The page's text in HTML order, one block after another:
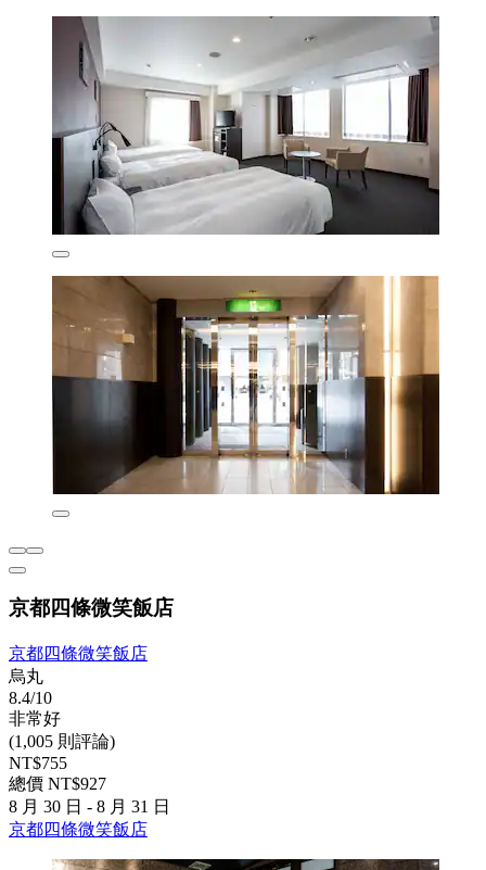
京都四條微笑飯店
京都四條微笑飯店
烏丸
8.4/10
非常好
(1,005 則評論)
NT$755
總價 NT$927
8 月 30 日 - 8 月 31 日
京都四條微笑飯店